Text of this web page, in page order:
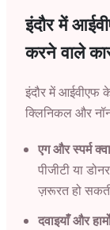
इंदौर में
करने वाले
इंदौर में
क्लिनिकल ​​और
एग और स्पर्म
पीजीटी या
ज़रूरत हो
दवाइयाँ और